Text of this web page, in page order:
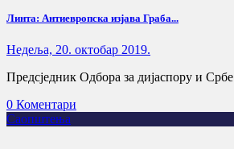
Линта: Антиевропска изјава Граба...
Недеља, 20. октобар 2019.
Предсједник Одбора за дијаспору и Србе
0 Коментари
Саопштења